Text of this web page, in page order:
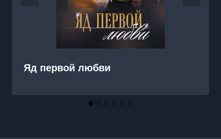
Яд первой любви